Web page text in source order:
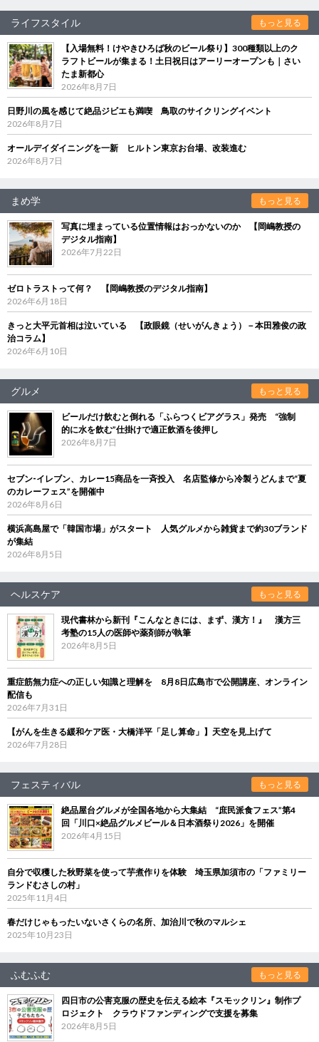
ライフスタイル もっと見る
【入場無料！けやきひろば秋のビール祭り】300種類以上のク
ラフトビールが集まる！土日祝日はアーリーオープンも｜さい
たま新都心
2026年8月7日
日野川の風を感じて絶品ジビエも満喫 鳥取のサイクリングイベント
2026年8月7日
オールデイダイニングを一新 ヒルトン東京お台場、改装進む
2026年8月7日
まめ学 もっと見る
写真に埋まっている位置情報はおっかないのか 【岡嶋教授の
デジタル指南】
2026年7月22日
ゼロトラストって何？ 【岡嶋教授のデジタル指南】
2026年6月18日
きっと大平元首相は泣いている 【政眼鏡（せいがんきょう）－本田雅俊の政
治コラム】
2026年6月10日
グルメ もっと見る
ビールだけ飲むと倒れる「ふらつくビアグラス」発売 “強制
的に水を飲む”仕掛けで適正飲酒を後押し
2026年8月7日
セブン‐イレブン、カレー15商品を一斉投入 名店監修から冷製うどんまで“夏
のカレーフェス”を開催中
2026年8月6日
横浜高島屋で「韓国市場」がスタート 人気グルメから雑貨まで約30ブランド
が集結
2026年8月5日
ヘルスケア もっと見る
現代書林から新刊『こんなときには、まず、漢方！』 漢方三
考塾の15人の医師や薬剤師が執筆
2026年8月5日
重症筋無力症への正しい知識と理解を 8月8日広島市で公開講座、オンライン
配信も
2026年7月31日
【がんを生きる緩和ケア医・大橋洋平「足し算命」】天空を見上げて
2026年7月28日
フェスティバル もっと見る
絶品屋台グルメが全国各地から大集結 “庶民派食フェス”第4
回「川口×絶品グルメビール＆日本酒祭り2026」を開催
2026年4月15日
自分で収穫した秋野菜を使って芋煮作りを体験 埼玉県加須市の「ファミリー
ランドむさしの村」
2025年11月4日
春だけじゃもったいないさくらの名所、加治川で秋のマルシェ
2025年10月23日
ふむふむ もっと見る
四日市の公害克服の歴史を伝える絵本『スモックリン』制作プ
ロジェクト クラウドファンディングで支援を募集
2026年8月5日